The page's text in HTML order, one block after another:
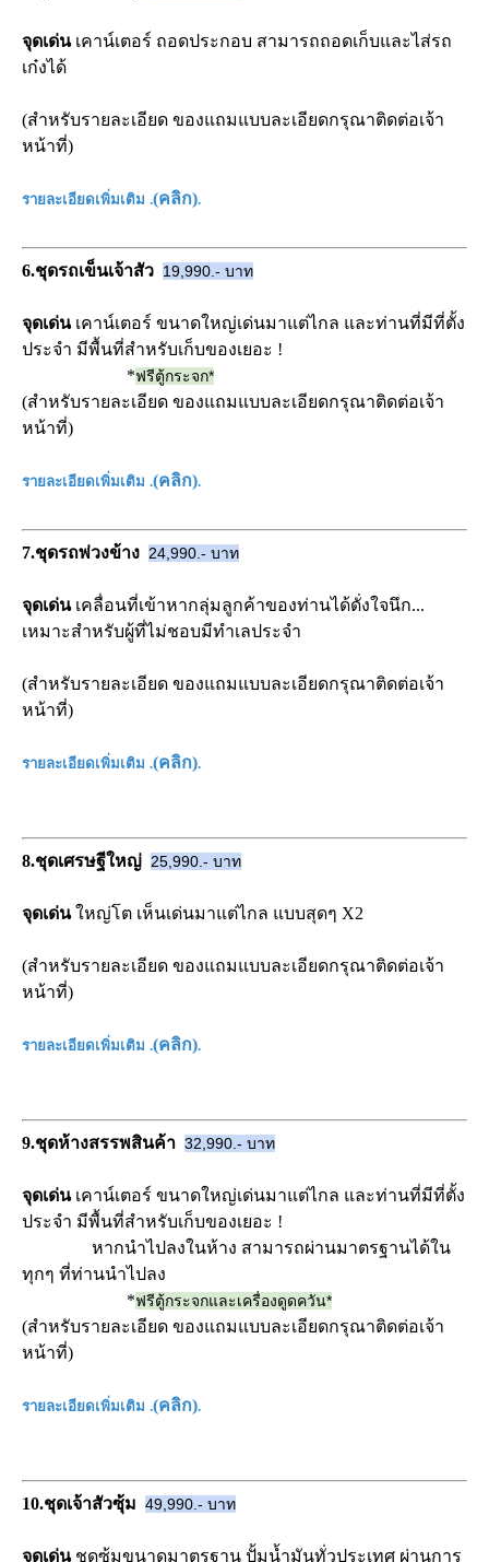
จุดเด่น เคาน์เตอร์ ถอดประกอบ สามารถถอดเก็บและไส่รถ
เก๋งได้
(สำหรับรายละเอียด ของแถมแบบละเอียดกรุณาติดต่อเจ้า
หน้าที่)
รายละเอียดเพิ่มเติม .(คลิก).
6.ชุดรถเข็นเจ้าสัว 19,990.- บาท
จุดเด่น เคาน์เตอร์ ขนาดใหญ่เด่นมาแต่ไกล และท่านที่มีที่ตั้ง
ประจำ มีพื้นที่สำหรับเก็บของเยอะ !
*ฟรีตู้กระจก*
(สำหรับรายละเอียด ของแถมแบบละเอียดกรุณาติดต่อเจ้า
หน้าที่)
รายละเอียดเพิ่มเติม .(คลิก).
7.ชุดรถพ่วงข้าง 24,990.- บาท
จุดเด่น เคลื่อนที่เข้าหากลุ่มลูกค้าของท่านได้ดั่งใจนึก...
เหมาะสำหรับผู้ที่ไม่ชอบมีทำเลประจำ
(สำหรับรายละเอียด ของแถมแบบละเอียดกรุณาติดต่อเจ้า
หน้าที่)
รายละเอียดเพิ่มเติม .(คลิก).
8.ชุดเศรษฐีใหญ่ 25,990.- บาท
จุดเด่นใหญ่โต เห็นเด่นมาแต่ไกล แบบสุดๆ X2
(สำหรับรายละเอียด ของแถมแบบละเอียดกรุณาติดต่อเจ้า
หน้าที่)
รายละเอียดเพิ่มเติม .(คลิก).
9.ชุดห้างสรรพสินค้า 32,990.- บาท
จุดเด่น เคาน์เตอร์ ขนาดใหญ่เด่นมาแต่ไกล และท่านที่มีที่ตั้ง
ประจำ มีพื้นที่สำหรับเก็บของเยอะ !
หากนำไปลงในห้าง สามารถผ่านมาตรฐานได้ใน
ทุกๆ ที่ท่านนำไปลง
*ฟรีตู้กระจกและเครื่องดูดควัน*
(สำหรับรายละเอียด ของแถมแบบละเอียดกรุณาติดต่อเจ้า
หน้าที่)
รายละเอียดเพิ่มเติม .(คลิก).
10.ชุดเจ้าสัวซุ้ม 49,990.- บาท
จุดเด่น ชุดซุ้มขนาดมาตรฐาน ปั้มน้ำมันทั่วประเทศ ผ่านการ